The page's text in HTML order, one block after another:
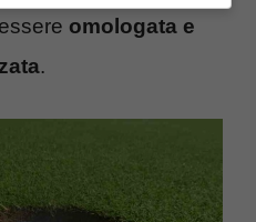
omologata e
.